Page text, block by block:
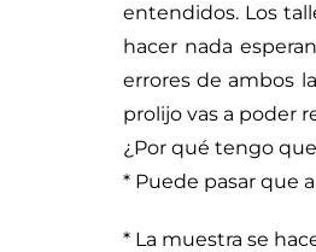
entendidos. Los
hacer nada
errores de ambos
prolijo vas a poder
¿Por qué tengo
* Puede pasar que
* La muestra se